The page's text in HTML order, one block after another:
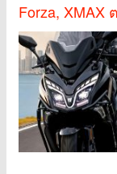
Forza, XMAX